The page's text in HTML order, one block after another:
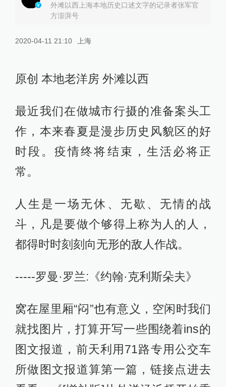
外滩以西上海本地历史口述文字的记录者张军官
方澎湃号
2020-04-11 21:10 上海
原创 本地老洋房 外滩以西
最近我们在做城市行摄的准备案头工
作，本来春夏是漫步历史风貌区的好
时段。疫情终将结束，生活必将正
常。
人生是一场无休、无歇、无情的战
斗，凡是要做个够得上称为人的人，
都得时时刻刻向无形的敌人作战。
-----罗曼·罗兰:《约翰·克利斯朵夫》
窝在屋里厢“闷”也有意义，空闲时我们
就找图片，打算开写一些围绕着ins的
图文报道，前天利用71路专用公交车
所做图文报道算第一篇，链接点进去